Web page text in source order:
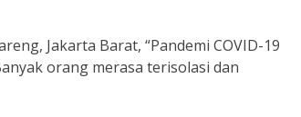
Jakarta Barat, “Pandemi COVID-19
orang merasa terisolasi dan